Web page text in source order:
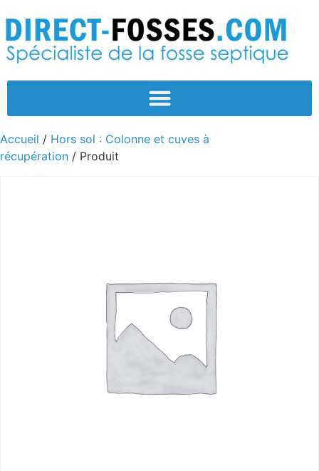
Accueil / Hors sol : Colonne et cuves à
récupération / Produit